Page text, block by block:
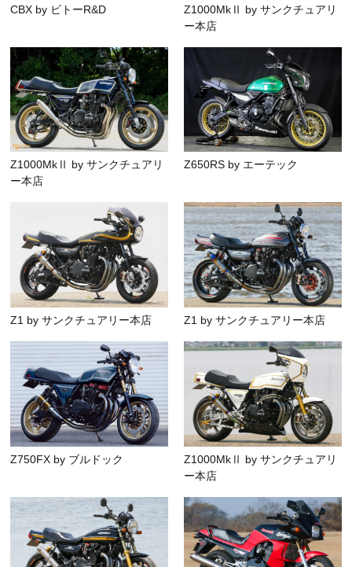
CBX by ビトーR&D
Z1000MkⅡ by サンクチュアリ
ー本店
Z1000MkⅡ by サンクチュアリ
ー本店
Z650RS by エーテック
Z1 by サンクチュアリー本店 Z1 by サンクチュアリー本店
Z750FX by ブルドック
Z1000MkⅡ by サンクチュアリ
ー本店